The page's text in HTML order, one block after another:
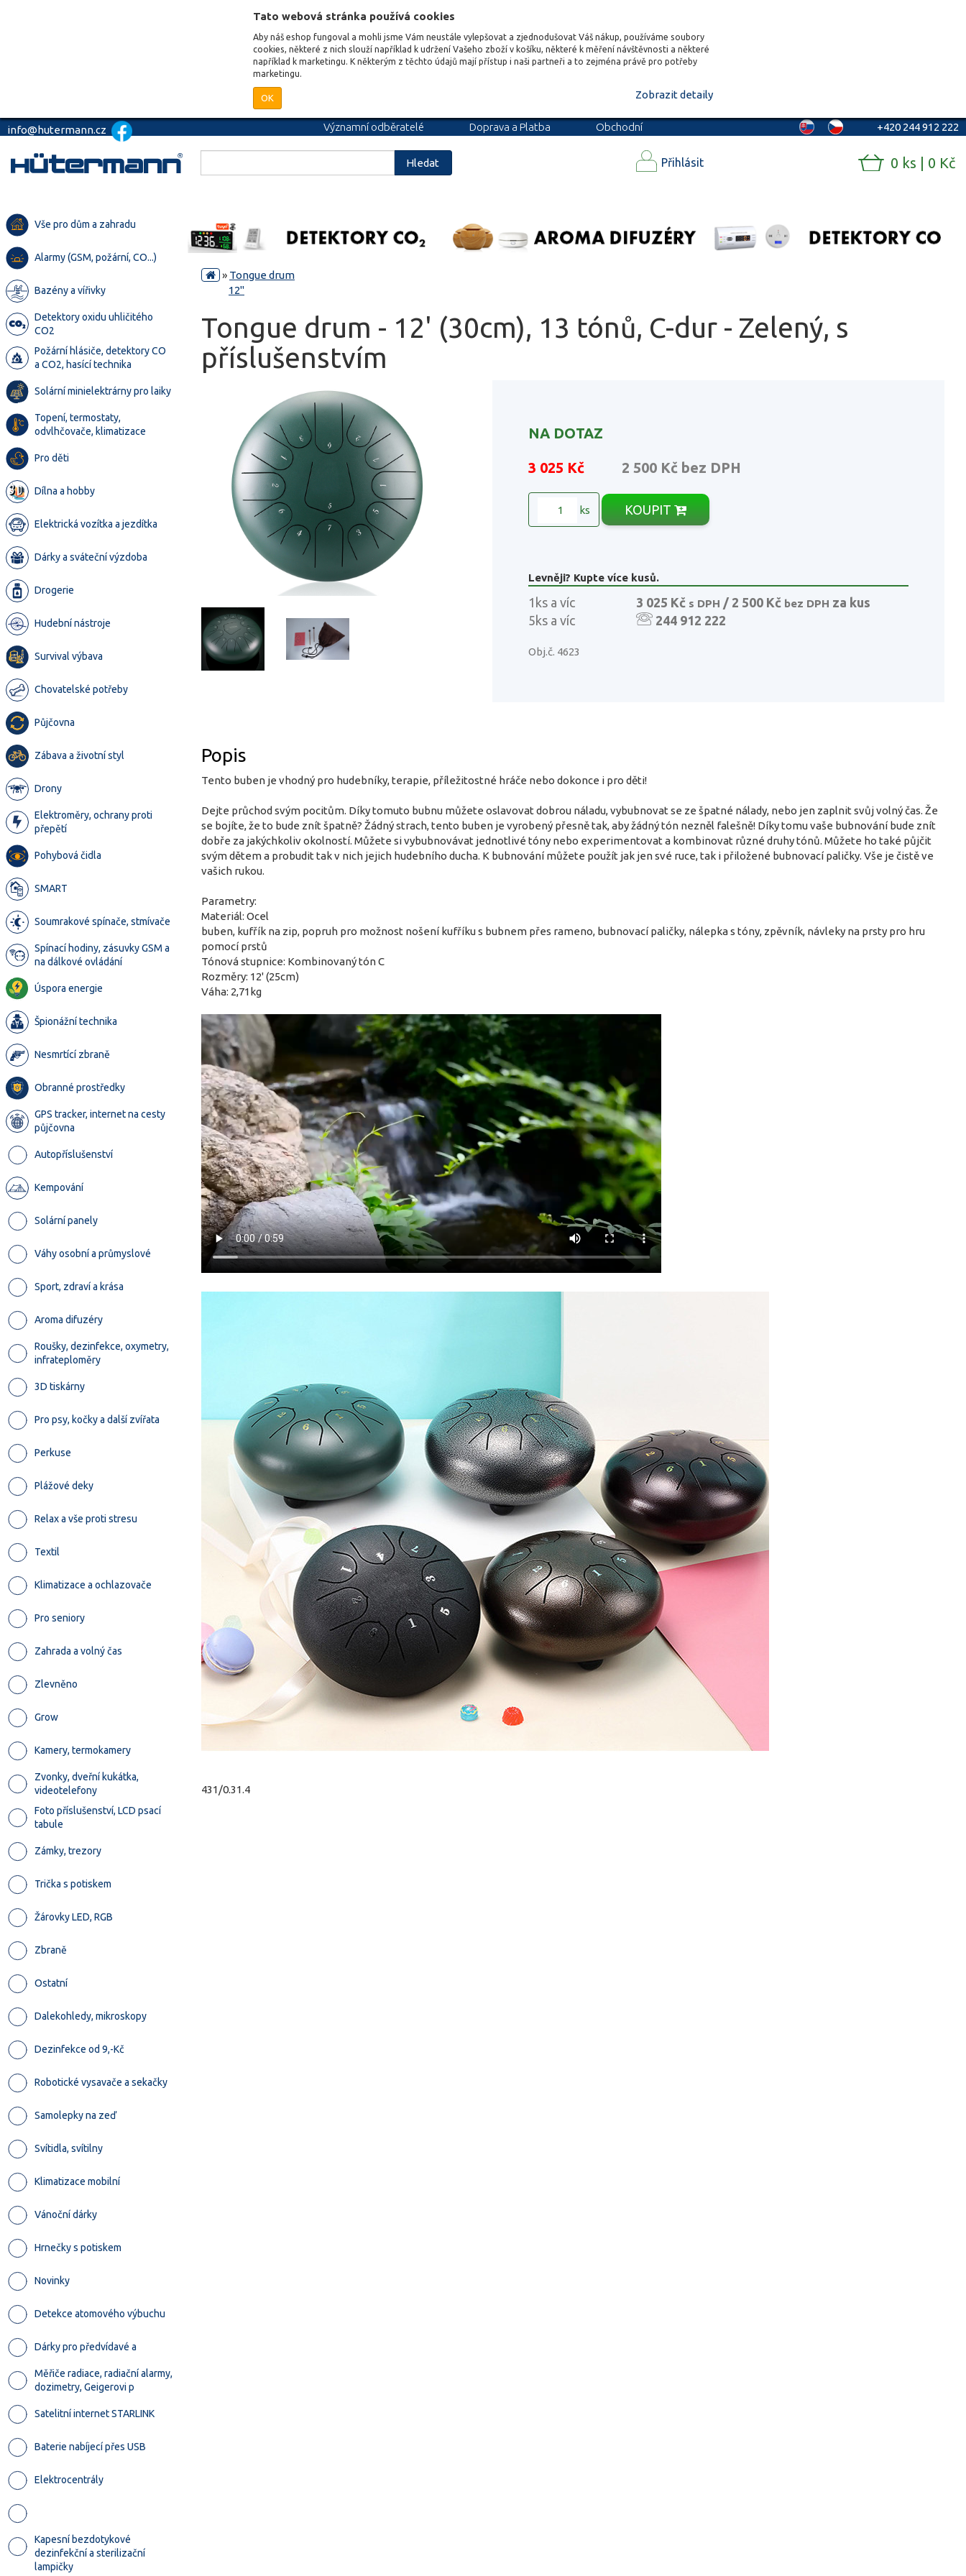
Tato webová stránka používá cookies
Aby náš eshop fungoval a mohli jsme Vám neustále vylepšovat a zjednodušovat Váš nákup, používáme soubory
cookies, některé z nich slouží například k udržení Vašeho zboží v košíku, některé k měření návštěvnosti a některé
například k marketingu. K některým z těchto údajů mají přístup i naši partneři a to zejména právě pro potřeby
marketingu.
OK Zobrazit detaily
info@hutermann.cz Významní odběratelé Doprava a Platba
Obchodní
+420 244 912 222
Hledat Přihlásit 0 ks | 0 Kč
Vše pro dům a zahradu
Alarmy (GSM, požární, CO...)
Bazény a vířivky
Detektory oxidu uhličitého
CO2
Požární hlásiče, detektory CO
a CO2, hasící technika
Solární minielektrárny pro laiky
Topení, termostaty,
odvlhčovače, klimatizace
Pro děti
Dílna a hobby
Elektrická vozítka a jezdítka
Dárky a sváteční výzdoba
Drogerie
Hudební nástroje
Survival výbava
Chovatelské potřeby
Půjčovna
Zábava a životní styl
Drony
Elektroměry, ochrany proti
přepětí
Pohybová čidla
SMART
Soumrakové spínače, stmívače
Spínací hodiny, zásuvky GSM a
na dálkové ovládání
Úspora energie
Špionážní technika
Nesmrtící zbraně
Obranné prostředky
GPS tracker, internet na cesty
půjčovna
Autopříslušenství
Kempování
Solární panely
Váhy osobní a průmyslové
Sport, zdraví a krása
Aroma difuzéry
Roušky, dezinfekce, oxymetry,
infrateploměry
3D tiskárny
Pro psy, kočky a další zvířata
Perkuse
Plážové deky
Relax a vše proti stresu
Textil
Klimatizace a ochlazovače
Pro seniory
Zahrada a volný čas
Zlevněno
Grow
Kamery, termokamery
Zvonky, dveřní kukátka,
videotelefony
Foto příslušenství, LCD psací
tabule
Zámky, trezory
Trička s potiskem
Žárovky LED, RGB
Zbraně
Ostatní
Dalekohledy, mikroskopy
Dezinfekce od 9,-Kč
Robotické vysavače a sekačky
Samolepky na zeď
Svítidla, svítilny
Klimatizace mobilní
Vánoční dárky
Hrnečky s potiskem
Novinky
Detekce atomového výbuchu
Dárky pro předvídavé a
Měřiče radiace, radiační alarmy,
dozimetry, Geigerovi p
Satelitní internet STARLINK
Baterie nabíjecí přes USB
Elektrocentrály
Kapesní bezdotykové
dezinfekční a sterilizační
lampičky
» Tongue drum
12"
Tongue drum - 12' (30cm), 13 tónů, C-dur - Zelený, s
příslušenstvím
NA DOTAZ
3 025 Kč 2 500 Kč bez DPH
ks KOUPIT
Levněji? Kupte více kusů.
1ks a víc 3 025 Kčs DPH / 2 500 Kč bez DPH za kus
5ks a víc
244 912 222
Obj.č. 4623
Popis
Tento buben je vhodný pro hudebníky, terapie, příležitostné hráče nebo dokonce i pro děti!
Dejte průchod svým pocitům. Díky tomuto bubnu můžete oslavovat dobrou náladu, vybubnovat se ze špatné nálady, nebo jen zaplnit svůj volný čas. Že
se bojíte, že to bude znít špatně? Žádný strach, tento buben je vyrobený přesně tak, aby žádný tón nezněl falešně! Díky tomu vaše bubnování bude znít
dobře za jakýchkoliv okolností. Můžete si vybubnovávat jednotlivé tóny nebo experimentovat a kombinovat různé druhy tónů. Můžete ho také půjčit
svým dětem a probudit tak v nich jejich hudebního ducha. K bubnování můžete použít jak jen své ruce, tak i přiložené bubnovací paličky. Vše je čistě ve
vašich rukou.
Parametry:
Materiál: Ocel
buben, kufřík na zip, popruh pro možnost nošení kufříku s bubnem přes rameno, bubnovací paličky, nálepka s tóny, zpěvník, návleky na prsty pro hru
pomocí prstů
Tónová stupnice: Kombinovaný tón C
Rozměry: 12' (25cm)
Váha: 2,71kg
431/0.31.4